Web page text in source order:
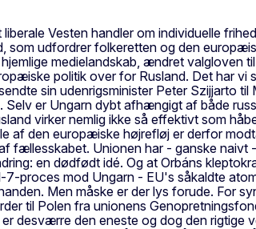
Vesten handler om individuelle
som udfordrer folkeretten og den
medielandskab, ændret
politik over for Rusland. Det har
sin udenrigsminister Peter Szijjarto
er Ungarn dybt afhængigt af både
virker nemlig ikke så effektivt som
af den europæiske højrefløj er derfor
fællesskabet. Unionen har - ganske
en dødfødt idé. Og at Orbáns
proces mod Ungarn - EU's såkaldte
Men måske er der lys forude. For
til Polen fra unionens
desværre den eneste og dog den